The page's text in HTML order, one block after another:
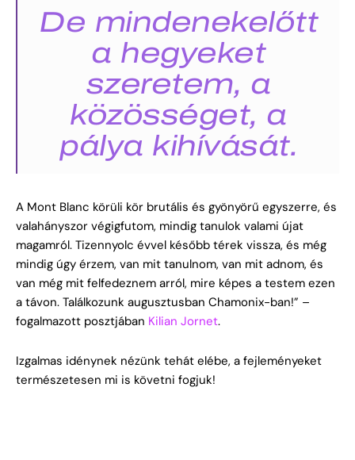
De mindenekelőtt
a hegyeket
szeretem, a
közösséget, a
pálya kihívását.
A Mont Blanc körüli kör brutális és gyönyörű egyszerre, és
valahányszor végigfutom, mindig tanulok valami újat
magamról. Tizennyolc évvel később térek vissza, és még
mindig úgy érzem, van mit tanulnom, van mit adnom, és
van még mit felfedeznem arról, mire képes a testem ezen
a távon. Találkozunk augusztusban Chamonix-ban!” –
fogalmazott posztjában Kilian Jornet.
Izgalmas idénynek nézünk tehát elébe, a fejleményeket
természetesen mi is követni fogjuk!